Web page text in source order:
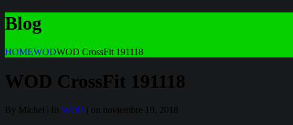
Blog
HOMEWODWOD CrossFit 191118
WOD CrossFit 191118
By Michel | In WOD | on noviembre 19, 2018